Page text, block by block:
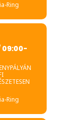
Ring
09:00-
Ring